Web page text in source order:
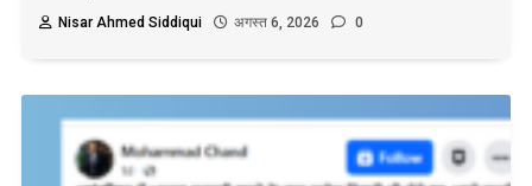
Nisar Ahmed Siddiqui
अगस्त 6, 2026 0